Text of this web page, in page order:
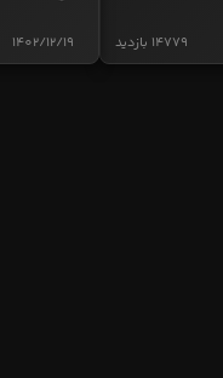
14779 بازدید 1402/12/19